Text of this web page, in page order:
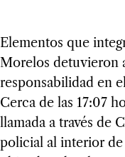
Elementos que
Morelos detuvieron
responsabilidad en
Cerca de las 17:07
llamada a través de
policial al interior de